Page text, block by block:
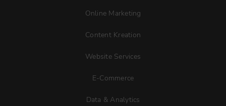
Online Marketing
Content Kreation
Website Services
E-Commerce
Data & Analytics